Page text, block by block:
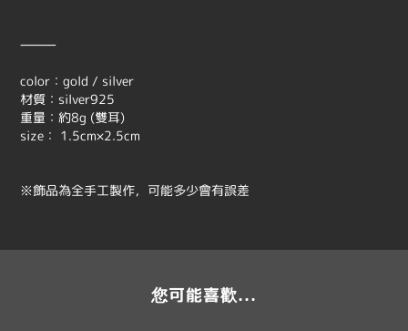
⸻
color：gold / silver
材質：silver925
重量：約8g (雙耳)
size： 1.5cm×2.5cm
※飾品為全手工製作，可能多少會有誤差
您可能喜歡...